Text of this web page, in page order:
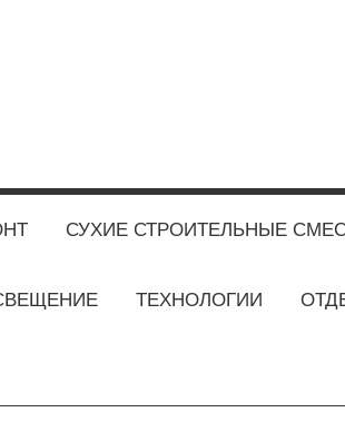
СУХИЕ СТРОИТЕЛЬНЫЕ
ТЕХНОЛОГИИ